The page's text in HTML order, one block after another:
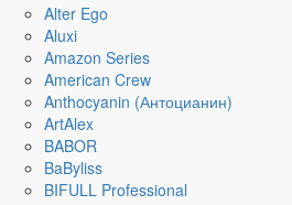
Alter Ego
Aluxi
Amazon Series
American Crew
Anthocyanin (Антоцианин)
ArtAlex
BABOR
BaByliss
BIFULL Professional